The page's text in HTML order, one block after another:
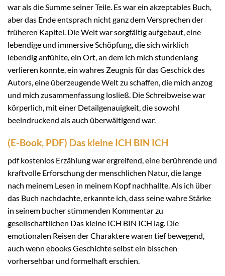
war als die Summe seiner Teile. Es war ein akzeptables Buch,
aber das Ende entsprach nicht ganz dem Versprechen der
früheren Kapitel. Die Welt war sorgfältig aufgebaut, eine
lebendige und immersive Schöpfung, die sich wirklich
lebendig anfühlte, ein Ort, an dem ich mich stundenlang
verlieren konnte, ein wahres Zeugnis für das Geschick des
Autors, eine überzeugende Welt zu schaffen, die mich anzog
und mich zusammenfassung losließ. Die Schreibweise war
körperlich, mit einer Detailgenauigkeit, die sowohl
beeindruckend als auch überwältigend war.
(E-Book, PDF) Das kleine ICH BIN ICH
pdf kostenlos Erzählung war ergreifend, eine berührende und
kraftvolle Erforschung der menschlichen Natur, die lange
nach meinem Lesen in meinem Kopf nachhallte. Als ich über
das Buch nachdachte, erkannte ich, dass seine wahre Stärke
in seinem bucher stimmenden Kommentar zu
gesellschaftlichen Das kleine ICH BIN ICH lag. Die
emotionalen Reisen der Charaktere waren tief bewegend,
auch wenn ebooks Geschichte selbst ein bisschen
vorhersehbar und formelhaft erschien.